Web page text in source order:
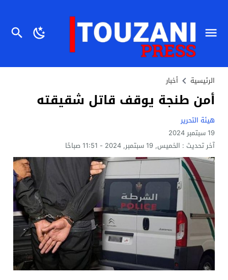
الرئيسية أخبار
أمن طنجة يوقف قاتل شقيقته
هيئة التحرير
19 سبتمبر 2024
آخر تحديث : الخميس, 19 سبتمبر, 2024 - 11:51 صباحًا